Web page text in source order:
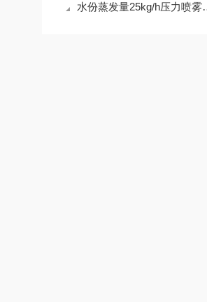
水份蒸发量25kg/h压力喷雾干燥机